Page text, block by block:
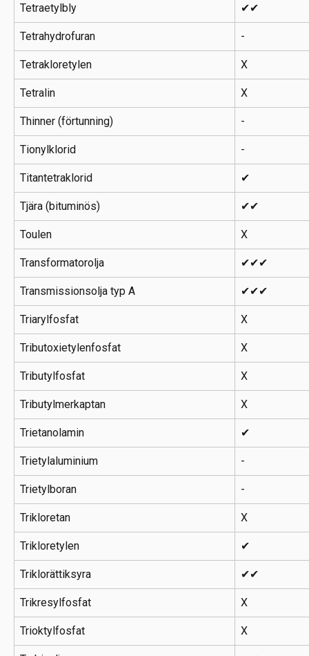
Tetraetylbly ✔✔
Tetrahydrofuran -
Tetrakloretylen X
Tetralin X
Thinner (förtunning) -
Tionylklorid -
Titantetraklorid ✔
Tjära (bituminös) ✔✔
Toulen X
Transformatorolja ✔✔✔
Transmissionsolja typ A ✔✔✔
Triarylfosfat X
Tributoxietylenfosfat X
Tributylfosfat X
Tributylmerkaptan X
Trietanolamin ✔
Trietylaluminium -
Trietylboran -
Trikloretan X
Trikloretylen ✔
Triklorättiksyra ✔✔
Trikresylfosfat X
Trioktylfosfat X